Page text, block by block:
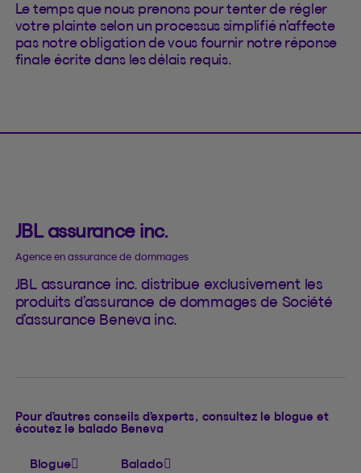
Le temps que nous prenons pour tenter de régler
votre plainte selon un processus simplifié n’affecte
pas notre obligation de vous fournir notre réponse
finale écrite dans les délais requis.
JBL assurance inc.
Agence en assurance de dommages
JBL assurance inc. distribue exclusivement les
produits d’assurance de dommages de Société
d’assurance Beneva inc.
Pour d’autres conseils d’experts, consultez le blogue et
écoutez le balado Beneva
Blogue Balado